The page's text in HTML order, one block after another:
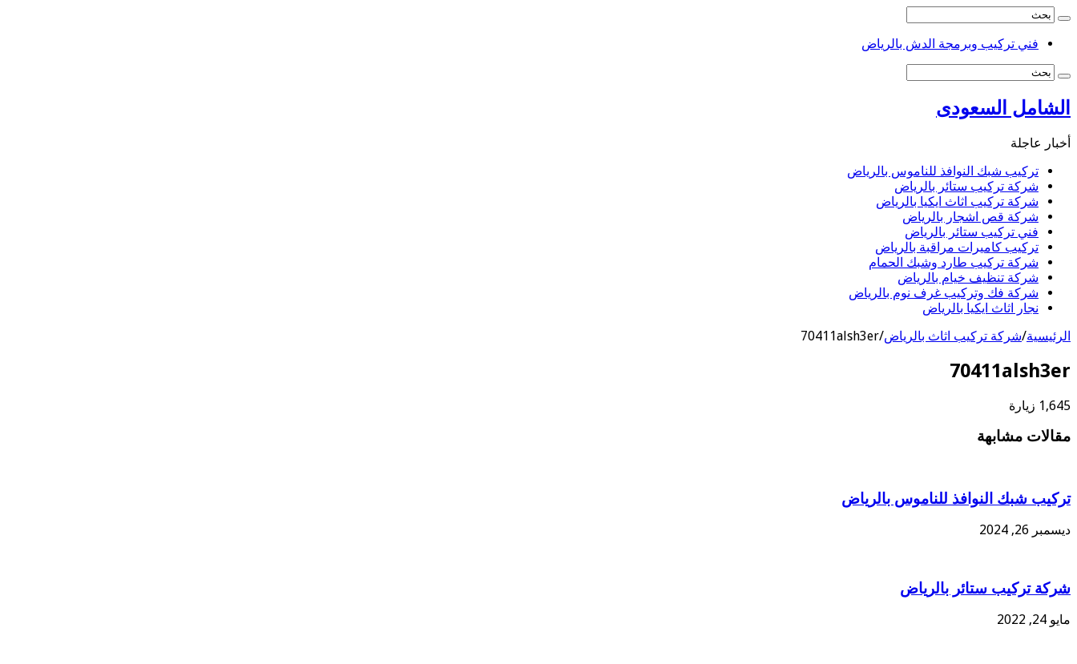
فني تركيب وبرمجة الدش بالرياض
الشامل السعودى
أخبار عاجلة
تركيب شبك النوافذ للناموس بالرياض
شركة تركيب ستائر بالرياض
شركة تركيب اثاث ايكيا بالرياض
شركة قص اشجار بالرياض
فني تركيب ستائر بالرياض
تركيب كاميرات مراقبة بالرياض
شركة تركيب طارد وشبك الحمام
شركة تنظيف خيام بالرياض
شركة فك وتركيب غرف نوم بالرياض
نجار اثاث ايكيا بالرياض
الرئيسية/شركة تركيب اثاث بالرياض/
70411alsh3er
70411alsh3er
1,645 زيارة
مقالات مشابهة
تركيب شبك النوافذ للناموس بالرياض
ديسمبر 26, 2024
شركة تركيب ستائر بالرياض
مايو 24, 2022